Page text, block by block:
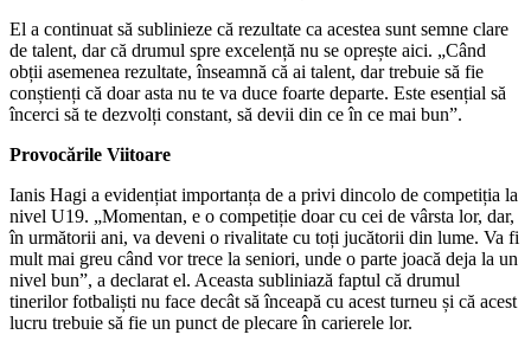
El a continuat să sublinieze că rezultate ca acestea sunt semne clare
de talent, dar că drumul spre excelență nu se oprește aici. „Când
obții asemenea rezultate, înseamnă că ai talent, dar trebuie să fie
conștienți că doar asta nu te va duce foarte departe. Este esențial să
încerci să te dezvolți constant, să devii din ce în ce mai bun”.
Provocările Viitoare
Ianis Hagi a evidențiat importanța de a privi dincolo de competiția la
nivel U19. „Momentan, e o competiție doar cu cei de vârsta lor, dar,
în următorii ani, va deveni o rivalitate cu toți jucătorii din lume. Va fi
mult mai greu când vor trece la seniori, unde o parte joacă deja la un
nivel bun”, a declarat el. Aceasta subliniază faptul că drumul
tinerilor fotbaliști nu face decât să înceapă cu acest turneu și că acest
lucru trebuie să fie un punct de plecare în carierele lor.